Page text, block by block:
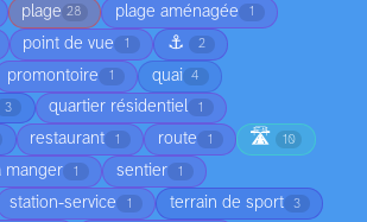
plage 28 plage aménagée 1
point de vue 1 ⚓ 2
promontoire 1 quai 4
3 quartier résidentiel 1
restaurant 1 route 1 🛣️ 10
manger 1 sentier 1
station-service 1 terrain de sport 3